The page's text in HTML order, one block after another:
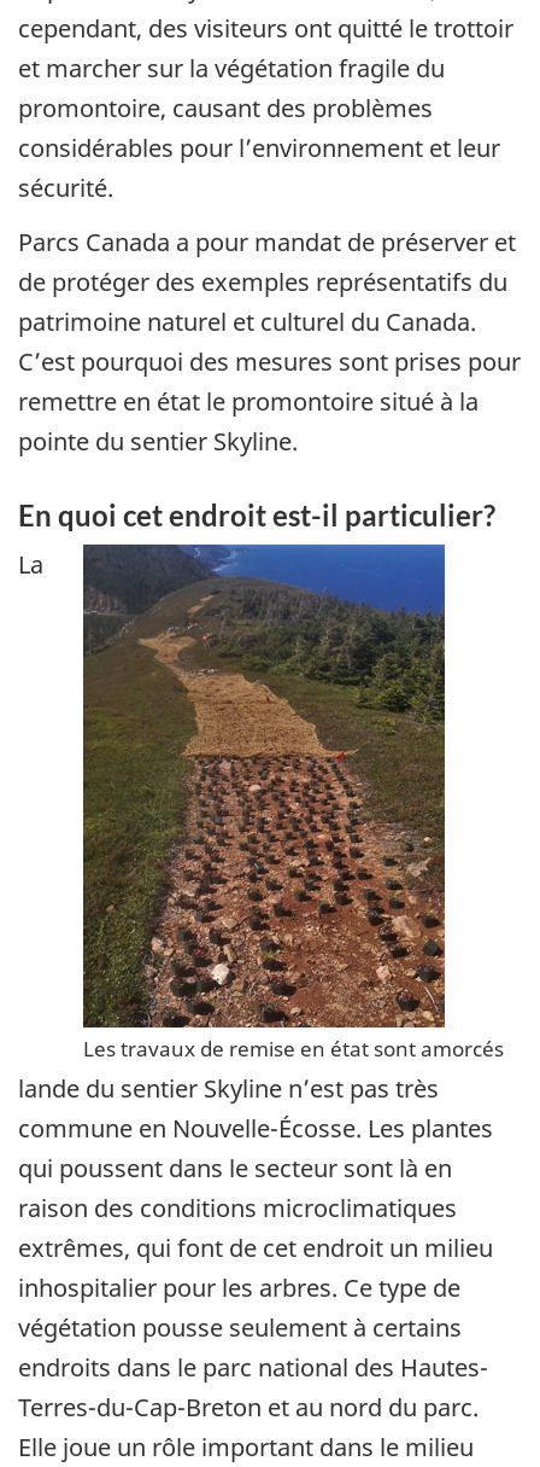
cependant, des visiteurs ont quitté le trottoir
et marcher sur la végétation fragile du
promontoire, causant des problèmes
considérables pour l’environnement et leur
sécurité.
Parcs Canada a pour mandat de préserver et
de protéger des exemples représentatifs du
patrimoine naturel et culturel du Canada.
C’est pourquoi des mesures sont prises pour
remettre en état le promontoire situé à la
pointe du sentier Skyline.
En quoi cet endroit est-il particulier?
Les travaux de remise en état sont amorcés
La
lande du sentier Skyline n’est pas très
commune en Nouvelle-Écosse. Les plantes
qui poussent dans le secteur sont là en
raison des conditions microclimatiques
extrêmes, qui font de cet endroit un milieu
inhospitalier pour les arbres. Ce type de
végétation pousse seulement à certains
endroits dans le parc national des Hautes-
Terres-du-Cap-Breton et au nord du parc.
Elle joue un rôle important dans le milieu